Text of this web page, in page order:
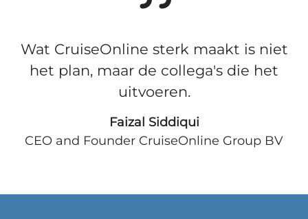
Wat CruiseOnline sterk maakt is niet
het plan, maar de collega's die het
uitvoeren.
Faizal Siddiqui
CEO and Founder CruiseOnline Group BV